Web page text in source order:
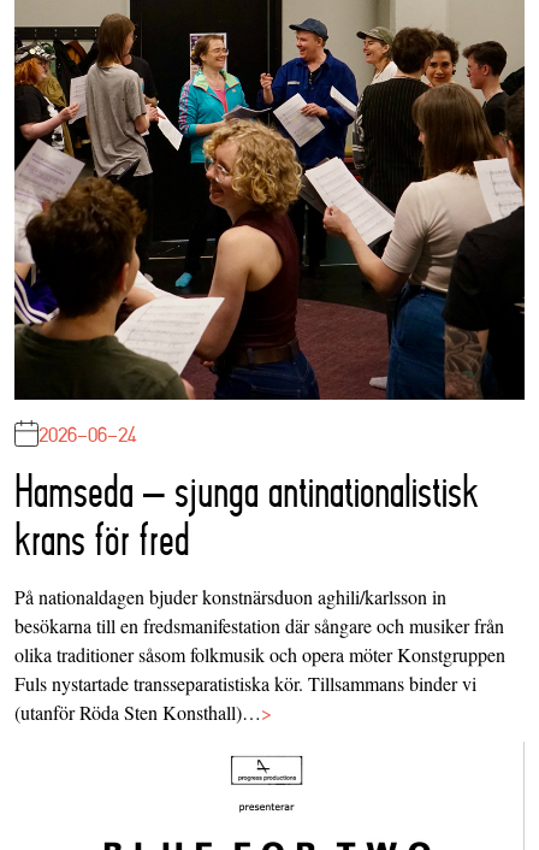
2026-06-24
Hamseda – sjunga antinationalistisk
krans för fred
På nationaldagen bjuder konstnärsduon aghili/karlsson in
besökarna till en fredsmanifestation där sångare och musiker från
olika traditioner såsom folkmusik och opera möter Konstgruppen
Fuls nystartade transseparatistiska kör. Tillsammans binder vi
(utanför Röda Sten Konsthall)…>